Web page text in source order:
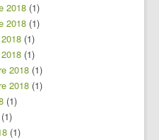
2018 (1)
2018 (1)
(1)
(1)
2018 (1)
2018 (1)
(1)
(1)
(1)